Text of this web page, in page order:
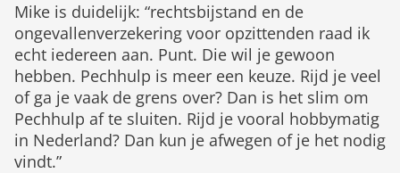
Mike is duidelijk: “rechtsbijstand en de
ongevallenverzekering voor opzittenden raad ik
echt iedereen aan. Punt. Die wil je gewoon
hebben. Pechhulp is meer een keuze. Rijd je veel
of ga je vaak de grens over? Dan is het slim om
Pechhulp af te sluiten. Rijd je vooral hobbymatig
in Nederland? Dan kun je afwegen of je het nodig
vindt.”